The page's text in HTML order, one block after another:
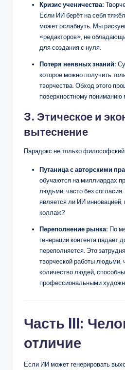
Кризис ученичества:
Если ИИ берёт на себя
может ослабнуть. Мы
«редакторов», не
для создания с нуля.
Потеря неявных знаний:
которое можно получить
творчества. Обход этого
поверхностному пониманию
3. Этическое и
вытеснение
Парадокс не только
Путаница с авторскими
обучаются на миллиардах
людьми, часто без
является ли ИИ
коллаж?
Переполнение рынка: По
генерации контента падает
переполняется. Это
творческой работы людьми,
количество людей,
профессиональными
Часть III:
отличие
Если ИИ может генерировать